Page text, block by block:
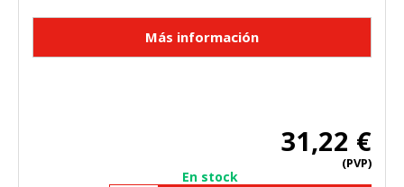
31,22 €
(PVP)
En stock